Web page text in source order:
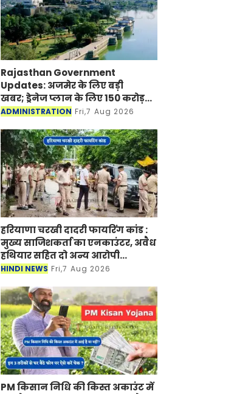
Rajasthan Government
Updates: अजमेर के लिए बड़ी
खबर; ड्रेनेज प्लान के लिए 150 करोड़
रूपए मंजूर
ADMINISTRATION Fri,7 Aug 2026
हरियाणा चरखी दादरी फायरिंग कांड :
मुख्य साजिशकर्ता का एनकाउंटर, अवैध
हथियार सहित दो अन्य आरोपी
गिरफ्तार
HINDI NEWS Fri,7 Aug 2026
PM किसान निधि की किस्त अकाउंट में